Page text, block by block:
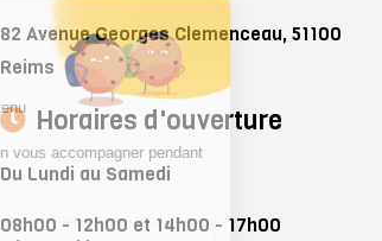
82 Avenue Georges Clemenceau, 51100
Reims
Horaires d'ouverture
Du Lundi au Samedi
08h00 - 12h00 et 14h00 - 17h00